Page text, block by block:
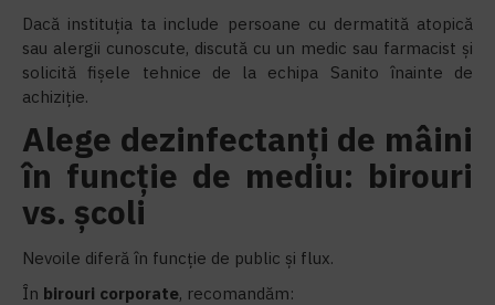
Dacă instituția ta include persoane cu dermatită atopică
sau alergii cunoscute, discută cu un medic sau farmacist și
solicită fișele tehnice de la echipa Sanito înainte de
achiziție.
Alege dezinfectanți de mâini
în funcție de mediu: birouri
vs. școli
Nevoile diferă în funcție de public și flux.
În birouri corporate, recomandăm: